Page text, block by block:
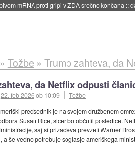
mRNA proti gripi v ZDA srečno končana ::
» Tožbe » Trump zahteva, da
da Netflix odpusti
22. feb 2026ob 10:09
Tožbe
predsednik je na svojem družbenem
Susan Rice, sicer bo občutil posledice.
saj si prizadeva prevzeti Warner
a še vedno potrebuje soglasje ameriškega